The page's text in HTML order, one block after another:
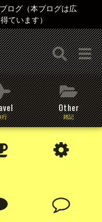
ログ（本ブログは広
ています）
行
Other
雑記